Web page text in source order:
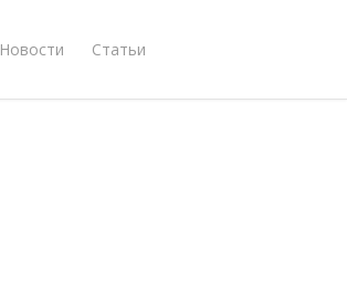
Новости Статьи